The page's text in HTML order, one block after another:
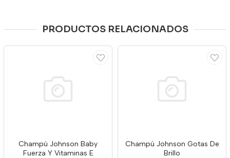
PRODUCTOS RELACIONADOS
Champú Johnson Baby
Fuerza Y Vitaminas E
Champú Johnson Gotas De
Brillo